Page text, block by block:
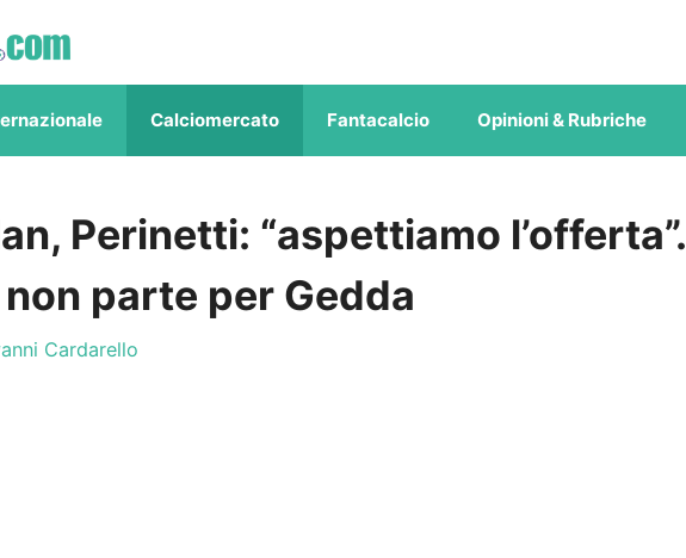
Calciomercato Fantacalcio Opinioni & Rubriche
Perinetti: “aspettiamo l’offerta”.
parte per Gedda
Cardarello